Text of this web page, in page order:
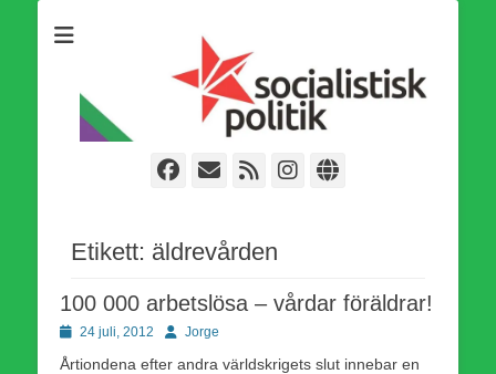
världsomfattande socialistiska Fjärde Internationalen och en viktig
tillgång i kampen för en socialistisk framtid!
Facebook
E-
Webbflöde
Instagram
Webbplats
Etikett: äldrevården
100 000 arbetslösa – vårdar föräldrar!
Publicerad
24 juli, 2012 Författare
Jorge
Årtiondena efter andra världskrigets slut innebar en